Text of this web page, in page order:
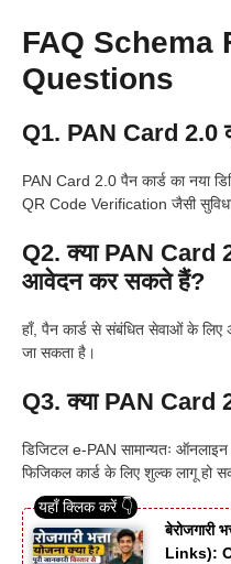
FAQ Schema
Questions
Q1. PAN Card 2.0
PAN Card 2.0 पैन कार्ड का नया
QR Code Verification जैसी
Q2. क्या PAN Card
आवेदन कर सकते हैं?
हाँ, पैन कार्ड से संबंधित सेवाओं के लिए
जा सकता है।
Q3. क्या PAN Card
डिजिटल e-PAN सामान्यतः
फिजिकल कार्ड के लिए शुल्क लागू हो
Links):